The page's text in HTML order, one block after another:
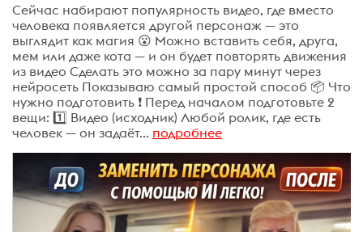
Сейчас набирают популярность видео, где вместо
человека появляется другой персонаж — это
выглядит как магия 😮 Можно вставить себя, друга,
мем или даже кота — и он будет повторять движения
из видео Сделать это можно за пару минут через
нейросеть Показываю самый простой способ 📦 Что
нужно подготовить ❗ Перед началом подготовьте 2
вещи: 1️⃣ Видео (исходник) Любой ролик, где есть
человек — он задаёт... подробнее